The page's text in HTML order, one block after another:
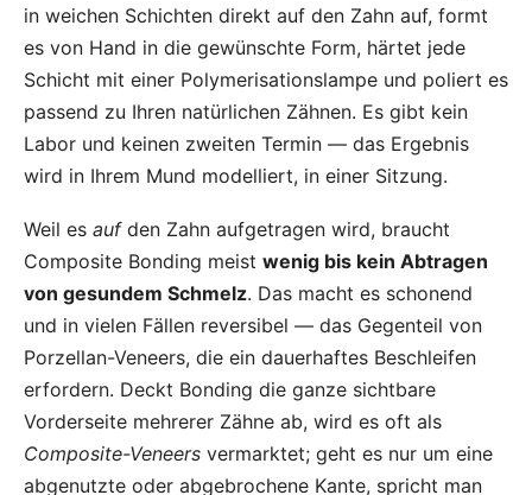
in weichen Schichten direkt auf den Zahn auf, formt
es von Hand in die gewünschte Form, härtet jede
Schicht mit einer Polymerisationslampe und poliert es
passend zu Ihren natürlichen Zähnen. Es gibt kein
Labor und keinen zweiten Termin — das Ergebnis
wird in Ihrem Mund modelliert, in einer Sitzung.
Weil es aufden Zahn aufgetragen wird, braucht
Composite Bonding meist wenig bis kein Abtragen
von gesundem Schmelz. Das macht es schonend
und in vielen Fällen reversibel — das Gegenteil von
Porzellan-Veneers, die ein dauerhaftes Beschleifen
erfordern. Deckt Bonding die ganze sichtbare
Vorderseite mehrerer Zähne ab, wird es oft als
Composite-Veneers vermarktet; geht es nur um eine
abgenutzte oder abgebrochene Kante, spricht man